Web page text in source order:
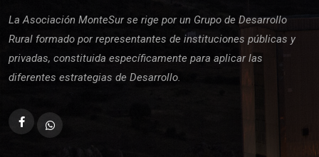
La Asociación MonteSur se rige por un Grupo de Desarrollo
Rural formado por representantes de instituciones públicas y
privadas, constituida específicamente para aplicar las
diferentes estrategias de Desarrollo.